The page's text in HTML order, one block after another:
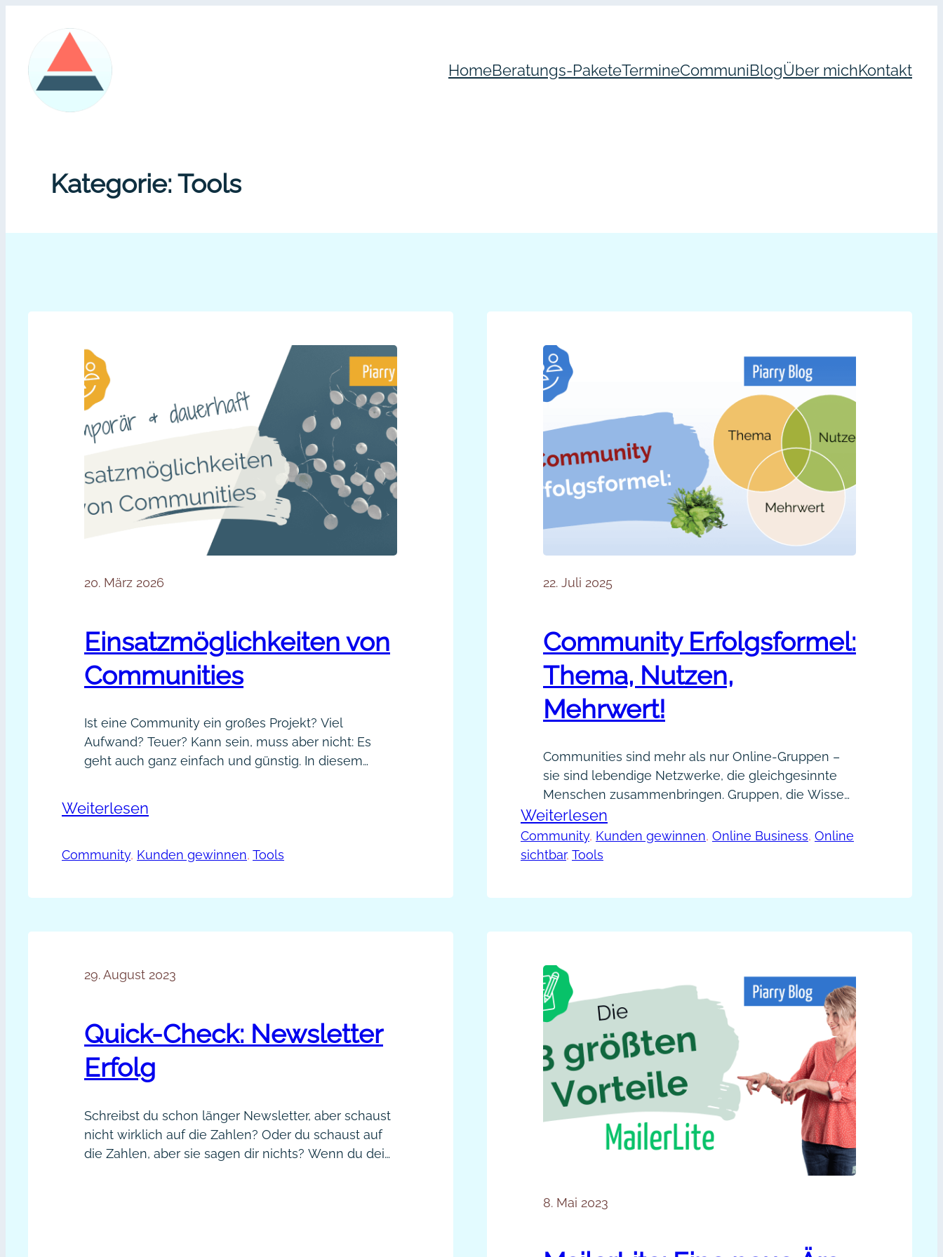
springen
HomeBeratungs-PaketeTermineCommuniBlogÜber michKontakt
Kategorie: Tools
20. März 2026
Einsatzmöglichkeiten von
Communities
Ist eine Community ein großes Projekt? Viel
Aufwand? Teuer? Kann sein, muss aber nicht: Es
geht auch ganz einfach und günstig. In diesem
Beispiele, wie du eine Community in dein
Businesskonzept und in deine Kundenreise
Social Media und Algorithmen. Community situativ
Weiterlesen
von
Community, Kunden gewinnen, Tools
22. Juli 2025
Community Erfolgsformel:
Thema, Nutzen,
Mehrwert!
Communities sind mehr als nur Online-Gruppen –
sie sind lebendige Netzwerke, die gleichgesinnte
Menschen zusammenbringen. Gruppen, die Wissen
teilen und gemeinsame Interessen fördern.
Communities sind eine tolle Möglichkeit,
Weiterbildung inspirierend und lebendig zu
Weiterlesen
Community
Mehrwert!
Community, Kunden gewinnen, Online Business, Online
sichtbar, Tools
29. August 2023
Quick-Check: Newsletter
Erfolg
Schreibst du schon länger Newsletter, aber schaust
nicht wirklich auf die Zahlen? Oder du schaust auf
die Zahlen, aber sie sagen dir nichts? Wenn du dein
8. Mai 2023